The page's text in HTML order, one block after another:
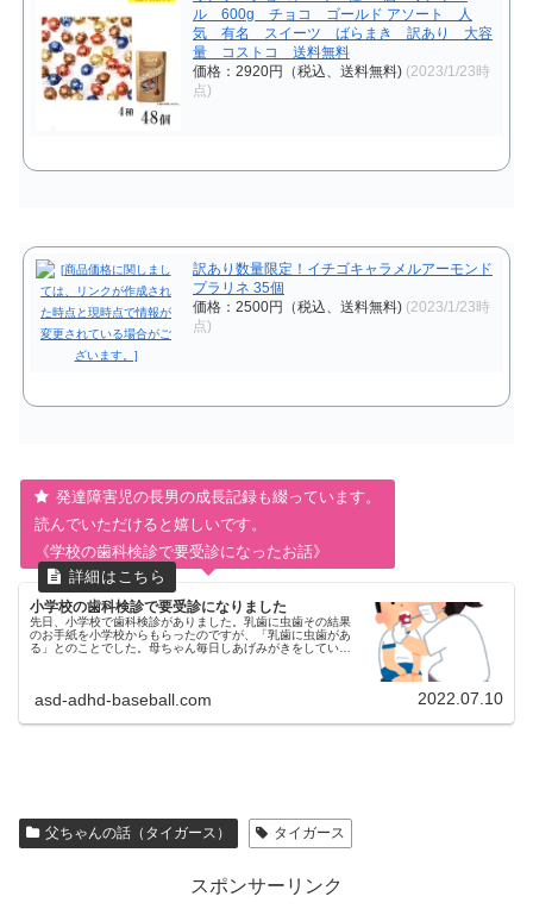
ル 600g チョコ ゴールド アソート 人
気 有名 スイーツ ばらまき 訳あり 大容
量 コストコ 送料無料
価格：2920円（税込、送料無料) (2023/1/23時
点)
訳あり数量限定！イチゴキャラメルアーモンド
プラリネ 35個
価格：2500円（税込、送料無料) (2023/1/23時
点)
発達障害児の長男の成長記録も綴っています。
読んでいただけると嬉しいです。
《学校の歯科検診で要受診になったお話》
小学校の歯科検診で要受診になりました
先日、小学校で歯科検診がありました。乳歯に虫歯その結果
のお手紙を小学校からもらったのですが、「乳歯に虫歯があ
る」とのことでした。母ちゃん毎日しあげみがきをしていた
asd-adhd-baseball.com 2022.07.10
父ちゃんの話（タイガース） タイガース
スポンサーリンク